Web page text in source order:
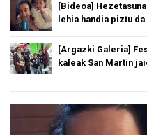
[Bideoa]
lehia handia piztu
[Argazki Galeria]
kaleak San Martin